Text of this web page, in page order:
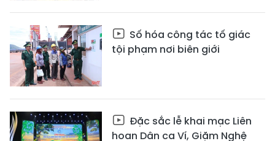
Số hóa công tác tố giác
tội phạm nơi biên giới
Đặc sắc lễ khai mạc Liên
hoan Dân ca Ví, Giặm Nghệ